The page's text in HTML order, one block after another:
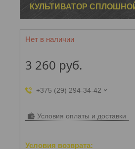
КУЛЬТИВАТОР
Нет в наличии
3 260 руб.
+375 (29) 294-34-42
Условия оплаты и доставки